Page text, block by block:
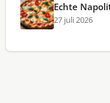
Echte
27 juli 2026